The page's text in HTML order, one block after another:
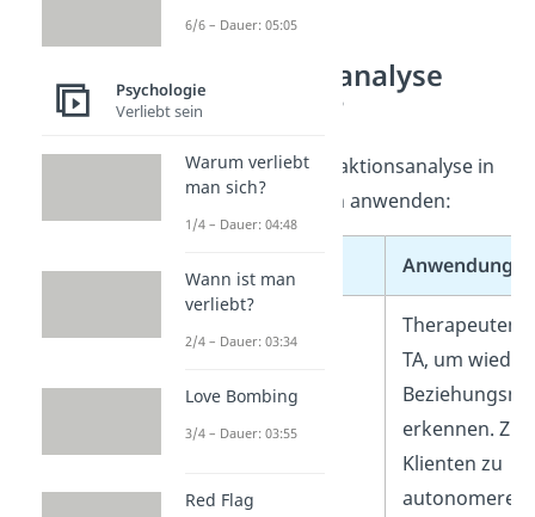
Wo wird die
Transaktionsanalyse
angewendet?
Du kannst die Transaktionsanalyse in
folgenden Bereichen anwenden:
Anwendung
Therapeuten
TA, um
erkennen. Ziel
Klienten zu
autonomeren
6/6 – Dauer: 05:05
Psychologie
Verliebt sein
Warum verliebt
man sich?
1/4 – Dauer: 04:48
Wann ist man
verliebt?
2/4 – Dauer: 03:34
Love Bombing
3/4 – Dauer: 03:55
Red Flag